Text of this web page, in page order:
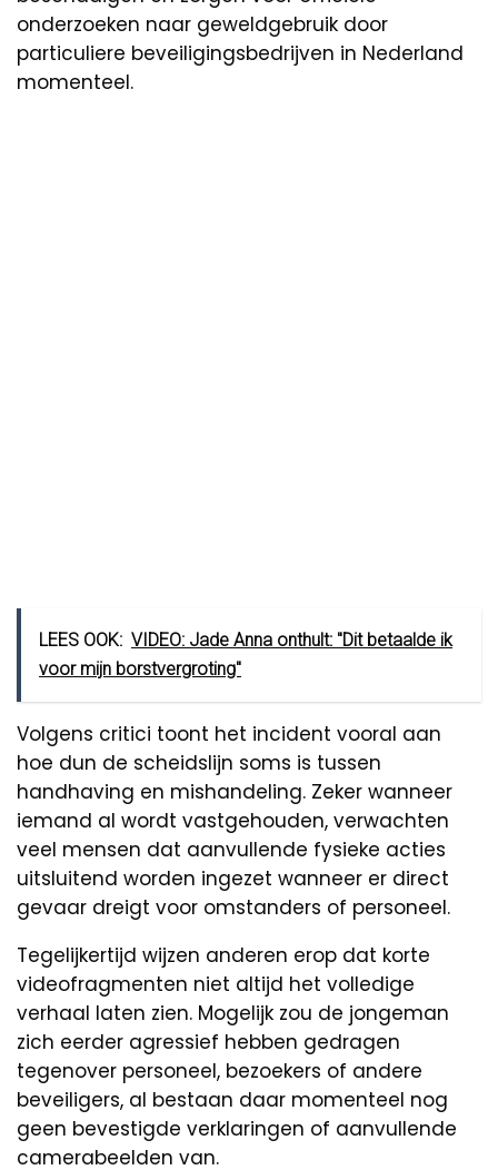
onderzoeken naar geweldgebruik door
particuliere beveiligingsbedrijven in Nederland
momenteel.
LEES OOK: VIDEO: Jade Anna onthult: "Dit betaalde ik
voor mijn borstvergroting"
Volgens critici toont het incident vooral aan
hoe dun de scheidslijn soms is tussen
handhaving en mishandeling. Zeker wanneer
iemand al wordt vastgehouden, verwachten
veel mensen dat aanvullende fysieke acties
uitsluitend worden ingezet wanneer er direct
gevaar dreigt voor omstanders of personeel.
Tegelijkertijd wijzen anderen erop dat korte
videofragmenten niet altijd het volledige
verhaal laten zien. Mogelijk zou de jongeman
zich eerder agressief hebben gedragen
tegenover personeel, bezoekers of andere
beveiligers, al bestaan daar momenteel nog
geen bevestigde verklaringen of aanvullende
camerabeelden van.